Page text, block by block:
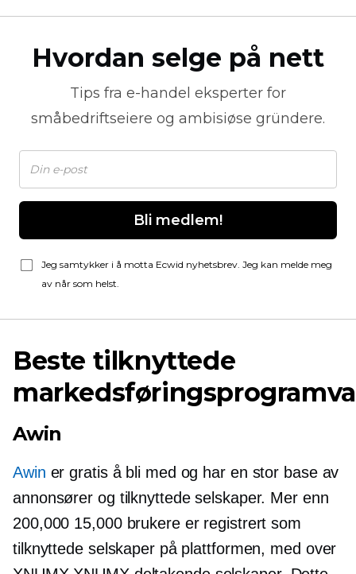
Hvordan selge på nett
Tips fra e-handel eksperter for
småbedriftseiere og ambisiøse gründere.
Bli medlem!
Jeg samtykker i å motta Ecwid nyhetsbrev. Jeg kan melde meg
av når som helst.
Beste tilknyttede
Awin
Awin er gratis å bli med og har en stor base av
annonsører og tilknyttede selskaper. Mer enn
200,000 15,000 brukere er registrert som
tilknyttede selskaper på plattformen, med over